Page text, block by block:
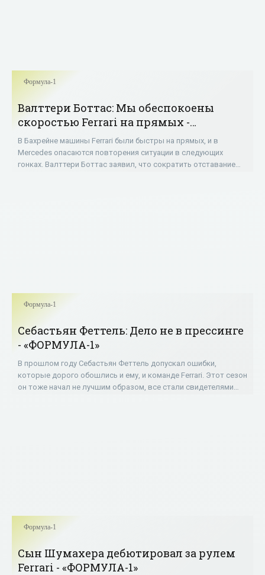
Формула-1
Валттери Боттас: Мы обеспокоены
скоростью Ferrari на прямых -
«ФОРМУЛА-1»
В Бахрейне машины Ferrari были быстры на прямых, и в
Mercedes опасаются повторения ситуации в следующих
гонках. Валттери Боттас заявил, что сократить отставание
Формула-1
Себастьян Феттель: Дело не в прессинге
- «ФОРМУЛА-1»
В прошлом году Себастьян Феттель допускал ошибки,
которые дорого обошлись и ему, и команде Ferrari. Этот сезон
он тоже начал не лучшим образом, все стали свидетелями
Формула-1
Сын Шумахера дебютировал за рулем
Ferrari - «ФОРМУЛА-1»